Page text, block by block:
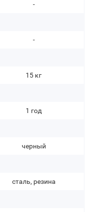
-
-
15 кг
1 год
черный
сталь, резина